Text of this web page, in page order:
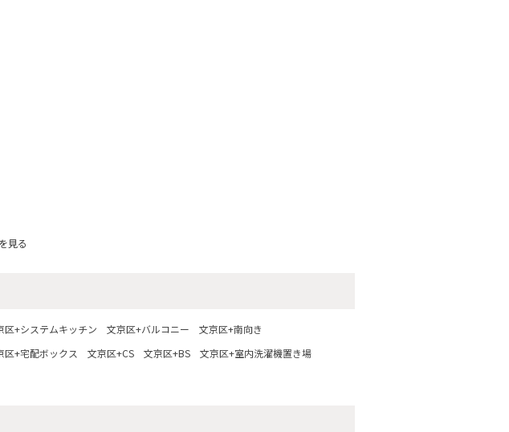
見る
区+システムキッチン 文京区+バルコニー
文京区+南向き
区+宅配ボックス 文京区+CS 文京区+BS
文京区+室内洗濯機置き場